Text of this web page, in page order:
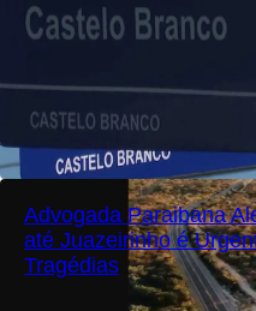
Advogada Paraibana
até Juazeirinho é
Tragédias